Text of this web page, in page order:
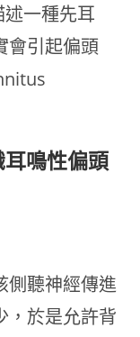
一種先耳
會引起偏頭
鳴性偏頭
側聽神經傳進
，於是允許背